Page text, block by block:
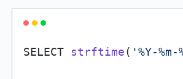
SELECT strftime( '%Y-%m-